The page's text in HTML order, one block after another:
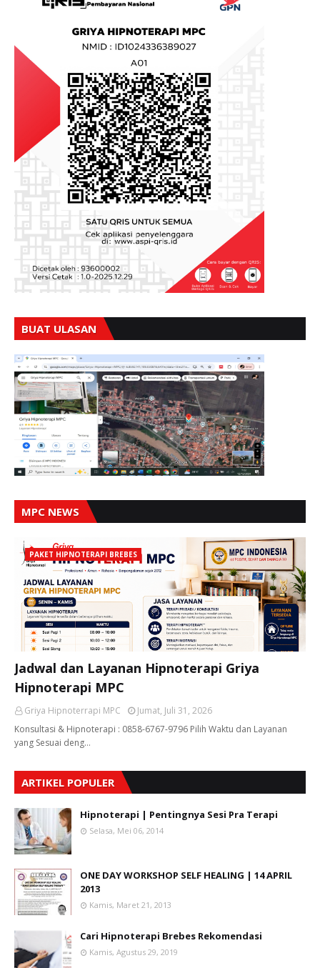
BUAT ULASAN
MPC NEWS
PAKET HIPNOTERAPI BREBES
Jadwal dan Layanan Hipnoterapi Griya
Hipnoterapi MPC
Griya Hipnoterrapi MPC
Jumat, Juli 31, 2026
Konsultasi & Hipnoterapi : 0858-6767-9796 Pilih Waktu dan Layanan
yang Sesuai deng…
ARTIKEL POPULER
Hipnoterapi | Pentingnya Sesi Pra Terapi
Selasa, Mei 06, 2014
ONE DAY WORKSHOP SELF HEALING | 14 APRIL
2013
Kamis, Maret 21, 2013
Cari Hipnoterapi Brebes Rekomendasi
Kamis, Agustus 29, 2019